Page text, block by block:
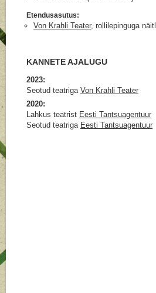
Etendusasutus:
Von Krahli Teater, rollilepinguga
KANNETE AJALUGU
2023:
Seotud teatriga Von Krahli Teater
2020:
Lahkus teatrist Eesti Tantsuagentuur
Seotud teatriga Eesti Tantsuagentuur